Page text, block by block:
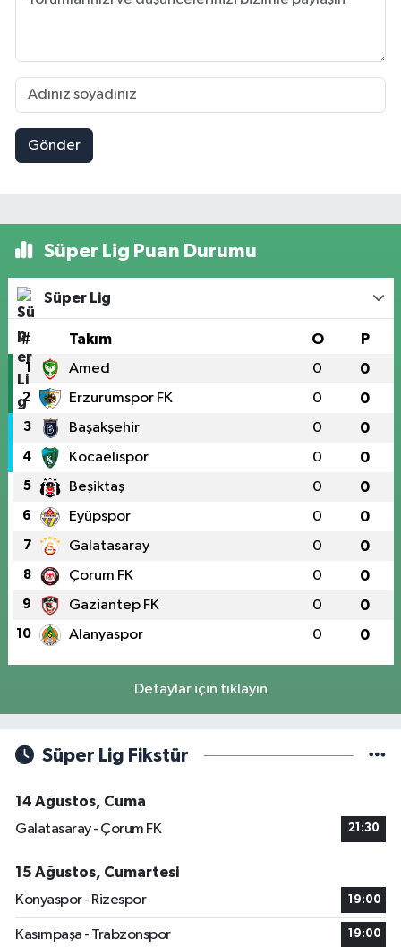
Gönder
Süper Lig Puan Durumu
Süper Lig
# Takım O P
1 Amed 0 0
2 Erzurumspor FK 0 0
3 Başakşehir 0 0
4 Kocaelispor 0 0
5 Beşiktaş 0 0
6 Eyüpspor 0 0
7 Galatasaray 0 0
8 Çorum FK 0 0
9 Gaziantep FK 0 0
10 Alanyaspor 0 0
Detaylar için tıklayın
Süper Lig Fikstür
14 Ağustos, Cuma
Galatasaray - Çorum FK
21:30
15 Ağustos, Cumartesi
Konyaspor - Rizespor
19:00
Kasımpaşa - Trabzonspor 19:00